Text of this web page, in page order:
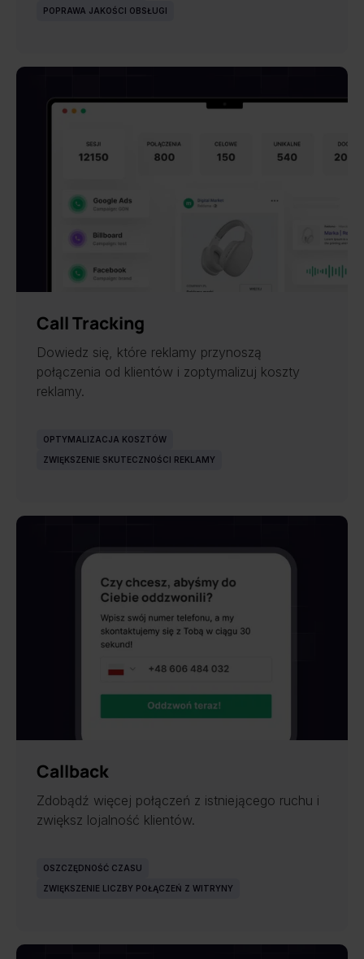
POPRAWA JAKOŚCI OBSŁUGI
Call Tracking
Dowiedz się, które reklamy przynoszą
połączenia od klientów i zoptymalizuj koszty
reklamy.
OPTYMALIZACJA KOSZTÓW
ZWIĘKSZENIE SKUTECZNOŚCI REKLAMY
Callback
Zdobądź więcej połączeń z istniejącego ruchu i
zwiększ lojalność klientów.
OSZCZĘDNOŚĆ CZASU
ZWIĘKSZENIE LICZBY POŁĄCZEŃ Z WITRYNY